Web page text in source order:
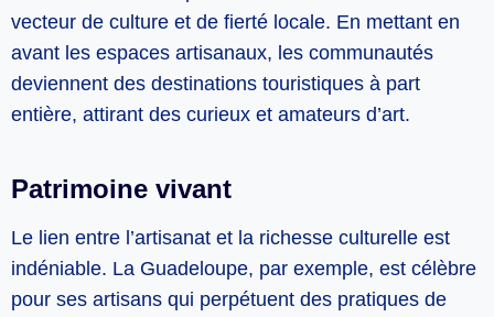
vecteur de culture et de fierté locale. En mettant en
avant les espaces artisanaux, les communautés
deviennent des destinations touristiques à part
entière, attirant des curieux et amateurs d’art.
Patrimoine vivant
Le lien entre l’artisanat et la richesse culturelle est
indéniable. La Guadeloupe, par exemple, est célèbre
pour ses artisans qui perpétuent des pratiques de